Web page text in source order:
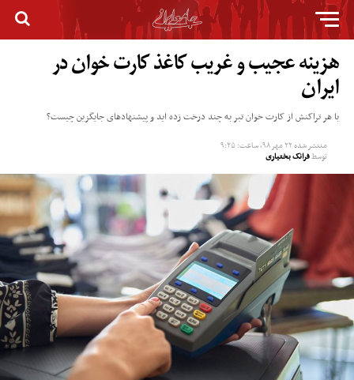
هزینه عجیب و غریب کاغذ کارت خوان در
ایران
با هر تراکنش از کارت خوان تبر به چند درخت زده اید و پیشنهادهای جایگزین چیست؟
منتشر شده۲۲ مهر ۹۸, ساعت: ۹:۲۵
توسطفرانک بختیاری